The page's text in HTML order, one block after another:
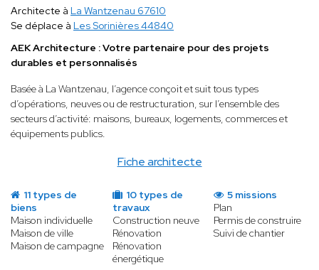
Fiche architecte
Architecte à La Wantzenau 67610
Se déplace à Les Sorinières 44840
AEK Architecture : Votre partenaire pour des projets
durables et personnalisés
Basée à La Wantzenau, l’agence conçoit et suit tous types
d’opérations, neuves ou de restructuration, sur l’ensemble des
secteurs d’activité: maisons, bureaux, logements, commerces et
équipements publics.
11 types de
biens
Maison individuelle
Maison de ville
Maison de campagne
10 types de
travaux
Construction neuve
Rénovation
Rénovation
énergétique
5 missions
Plan
Permis de construire
Suivi de chantier